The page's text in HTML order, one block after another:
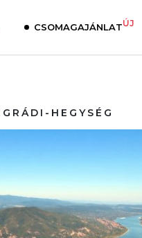
CSOMAGAJÁNLATÚJ
HEGYSÉG